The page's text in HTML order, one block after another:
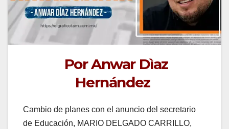
Por Anwar Dìaz
Hernández
Cambio de planes con el anuncio del secretario
de Educación, MARIO DELGADO CARRILLO,